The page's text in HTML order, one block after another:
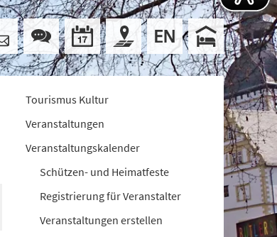
Tourismus Kultur
Veranstaltungen
Veranstaltungskalender
Schützen- und Heimatfeste
Registrierung für Veranstalter
Veranstaltungen erstellen